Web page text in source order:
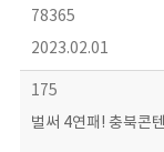
78365
2023.02.01
175
벌써 4연패! 충북콘